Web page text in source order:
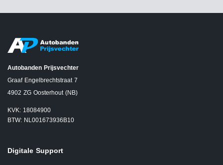
Autobanden Prijsvechter
Graaf Engelbrechtstraat 7
4902 ZG Oosterhout (NB)
KVK: 18084900
BTW: NL001673936B10
Digitale Support